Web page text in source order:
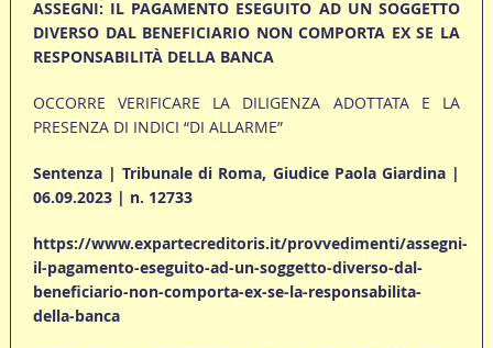
ASSEGNI: IL PAGAMENTO ESEGUITO AD UN SOGGETTO
DIVERSO DAL BENEFICIARIO NON COMPORTA EX SE LA
RESPONSABILITÀ DELLA BANCA
OCCORRE VERIFICARE LA DILIGENZA ADOTTATA E LA
PRESENZA DI INDICI “DI ALLARME”
Sentenza | Tribunale di Roma, Giudice Paola Giardina |
06.09.2023 | n. 12733
https://www.expartecreditoris.it/provvedimenti/assegni-
il-pagamento-eseguito-ad-un-soggetto-diverso-dal-
beneficiario-non-comporta-ex-se-la-responsabilita-
della-banca